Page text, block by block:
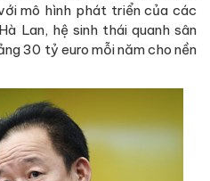
mô hình phát triển của các
Lan, hệ sinh thái quanh sân
30 tỷ euro mỗi năm cho nền